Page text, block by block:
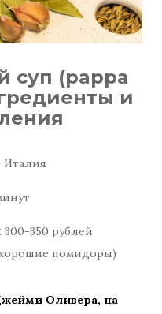
суп (pappa
и
Италия
300-350 рублей
помидоры)
Оливера, на